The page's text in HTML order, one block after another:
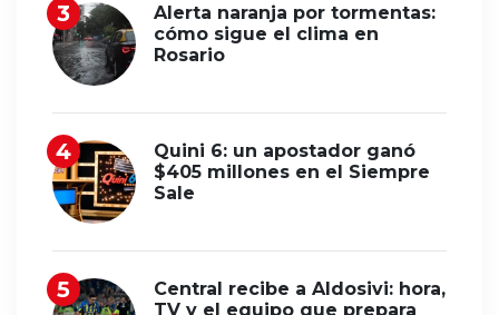
Alerta naranja por tormentas:
cómo sigue el clima en
Rosario
Quini 6: un apostador ganó
$405 millones en el Siempre
Sale
Central recibe a Aldosivi: hora,
TV y el equipo que prepara